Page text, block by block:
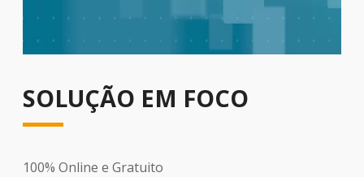
SOLUÇÃO EM FOCO
100% Online e Gratuito